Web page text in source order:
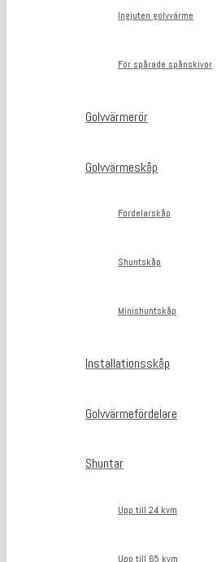
Ingjuten golvvärme
För spårade spånskivor
Golvvärmerör
Golvvärmeskåp
Fördelarskåp
Shuntskåp
Minishuntskåp
Installationsskåp
Golvvärmefördelare
Shuntar
Upp till 24 kvm
Upp till 65 kvm